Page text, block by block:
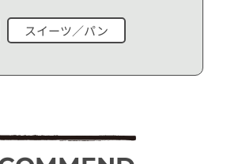
スイーツ／パン